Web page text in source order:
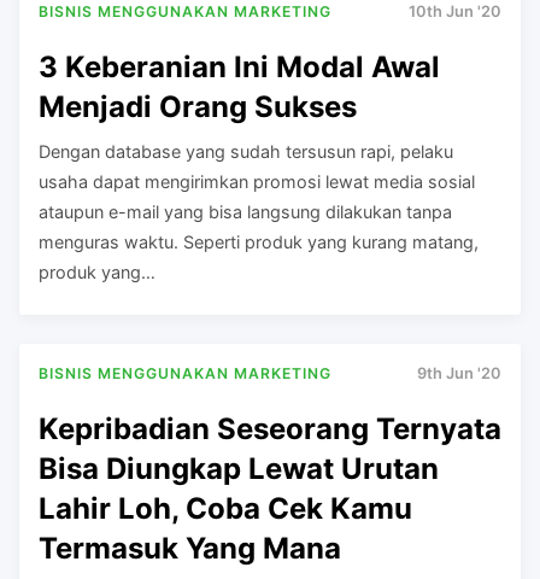
BISNIS MENGGUNAKAN MARKETING 10th Jun '20
3 Keberanian Ini Modal Awal
Menjadi Orang Sukses
Dengan database yang sudah tersusun rapi, pelaku
usaha dapat mengirimkan promosi lewat media sosial
ataupun e-mail yang bisa langsung dilakukan tanpa
menguras waktu. Seperti produk yang kurang matang,
produk yang…
BISNIS MENGGUNAKAN MARKETING 9th Jun '20
Kepribadian Seseorang Ternyata
Bisa Diungkap Lewat Urutan
Lahir Loh, Coba Cek Kamu
Termasuk Yang Mana